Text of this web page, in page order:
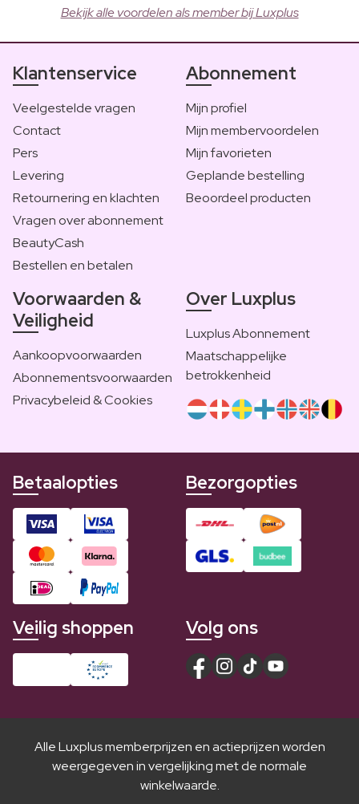
Bekijk alle voordelen als member bij Luxplus
Klantenservice
Veelgestelde vragen
Contact
Pers
Levering
Retournering en klachten
Vragen over abonnement
BeautyCash
Bestellen en betalen
Abonnement
Mijn profiel
Mijn membervoordelen
Mijn favorieten
Geplande bestelling
Beoordeel producten
Voorwaarden &
Veiligheid
Aankoopvoorwaarden
Abonnementsvoorwaarden
Privacybeleid & Cookies
Over Luxplus
Luxplus Abonnement
Maatschappelijke
betrokkenheid
Betaalopties Bezorgopties
Veilig shoppen Volg ons
Alle Luxplus memberprijzen en actieprijzen worden
weergegeven in vergelijking met de normale
winkelwaarde.